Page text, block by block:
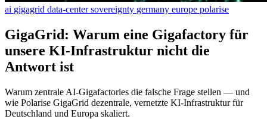
ai gigagrid data-centersovereignty germany europe polarise
GigaGrid: Warum eine Gigafactory für
unsere KI-Infrastruktur nicht die
Antwort ist
Warum zentrale AI-Gigafactories die falsche Frage stellen — und
wie Polarise GigaGrid dezentrale, vernetzte KI-Infrastruktur für
Deutschland und Europa skaliert.